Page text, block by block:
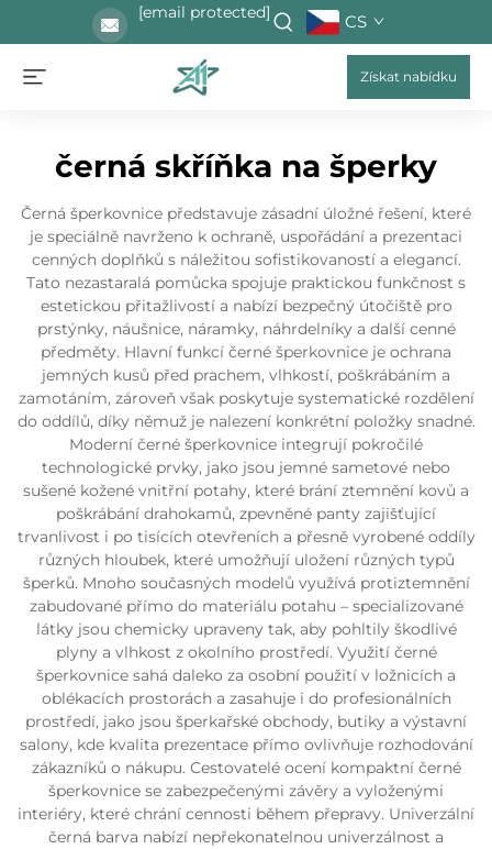
[email protected] CS
Získat nabídku
černá skříňka na šperky
Černá šperkovnice představuje zásadní úložné řešení, které
je speciálně navrženo k ochraně, uspořádání a prezentaci
cenných doplňků s náležitou sofistikovaností a elegancí.
Tato nezastaralá pomůcka spojuje praktickou funkčnost s
estetickou přitažlivostí a nabízí bezpečný útočiště pro
prstýnky, náušnice, náramky, náhrdelníky a další cenné
předměty. Hlavní funkcí černé šperkovnice je ochrana
jemných kusů před prachem, vlhkostí, poškrábáním a
zamotáním, zároveň však poskytuje systematické rozdělení
do oddílů, díky němuž je nalezení konkrétní položky snadné.
Moderní černé šperkovnice integrují pokročilé
technologické prvky, jako jsou jemné sametové nebo
sušené kožené vnitřní potahy, které brání ztemnění kovů a
poškrábání drahokamů, zpevněné panty zajišťující
trvanlivost i po tisících otevřeních a přesně vyrobené oddíly
různých hloubek, které umožňují uložení různých typů
šperků. Mnoho současných modelů využívá protiztemnění
zabudované přímo do materiálu potahu – specializované
látky jsou chemicky upraveny tak, aby pohltily škodlivé
plyny a vlhkost z okolního prostředí. Využití černé
šperkovnice sahá daleko za osobní použití v ložnicích a
oblékacích prostorách a zasahuje i do profesionálních
prostředí, jako jsou šperkařské obchody, butiky a výstavní
salony, kde kvalita prezentace přímo ovlivňuje rozhodování
zákazníků o nákupu. Cestovatelé ocení kompaktní černé
šperkovnice se zabezpečenými závěry a vyloženými
interiéry, které chrání cennosti během přepravy. Univerzální
černá barva nabízí nepřekonatelnou univerzálnost a